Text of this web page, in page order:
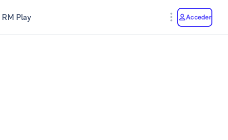
RM Play Acceder